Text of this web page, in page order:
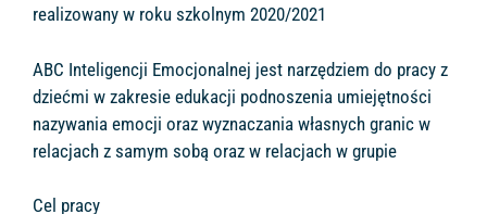
realizowany w roku szkolnym 2020/2021
ABC Inteligencji Emocjonalnej jest narzędziem do pracy z
dziećmi w zakresie edukacji podnoszenia umiejętności
nazywania emocji oraz wyznaczania własnych granic w
relacjach z samym sobą oraz w relacjach w grupie
Cel pracy